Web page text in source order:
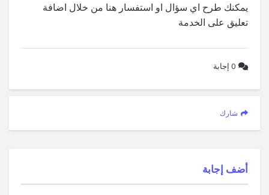
يمكنك طرح اي سؤال او استفسار هنا من خلال اضافة
تعليق على الخدمة
0 إجابة
شارك
‫أضف إجابة